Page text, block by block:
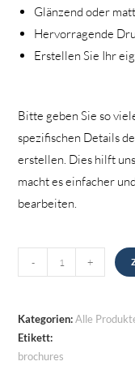
Glänzend oder
Hervorragende
Erstellen Sie Ihr
Bitte geben Sie so
spezifischen Details
erstellen. Dies hilft
macht es einfacher
bearbeiten.
Broschüren
Menge
- +
Kategorien:Alle
Etikett:
brochures